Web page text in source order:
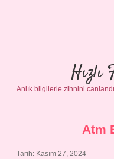
Anlık bilgilerle zihnini
Atm
Tarih: Kasım 27, 2024